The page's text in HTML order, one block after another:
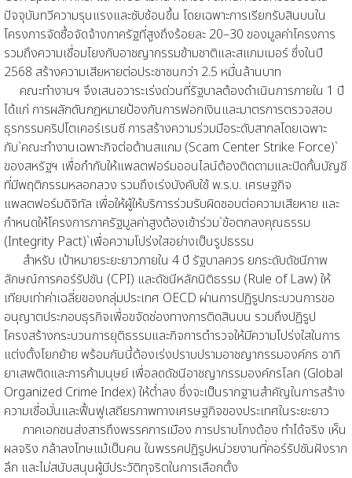
ปัจจุบันทวีความรุนแรงและซับซ้อนขึ้น โดยเฉพาะการเรียกรับสินบนใน
โครงการจัดซื้อจัดจ้างภาครัฐที่สูงถึงร้อยละ 20–30 ของมูลค่าโครงการ
รวมถึงความเชื่อมโยงกับอาชญากรรมข้ามชาติและสแกมเมอร์ ซึ่งในปี
2568 สร้างความเสียหายต่อประชาชนกว่า 2.5 หมื่นล้านบาท
คณะทำงานฯ จึงเสนอวาระเร่งด่วนที่รัฐบาลต้องดำเนินการภายใน 1 ปี
ได้แก่ การผลักดันกฎหมายป้องกันการฟอกเงินและมาตรการตรวจสอบ
ธุรกรรมคริปโตเคอร์เรนซี การสร้างความร่วมมือระดับสากลโดยเฉพาะ
กับ`คณะทำงานเฉพาะกิจต่อต้านสแกม (Scam Center Strike Force)`
ของสหรัฐฯ เพื่อกำกับให้แพลตฟอร์มออนไลน์ต้องติดตามและปิดกั้นบัญชี
ที่มีพฤติกรรมหลอกลวง รวมถึงเร่งบังคับใช้ พ.ร.บ. เศรษฐกิจ
แพลตฟอร์มดิจิทัล เพื่อให้ผู้ให้บริการร่วมรับผิดชอบต่อความเสียหาย และ
กำหนดให้โครงการภาครัฐมูลค่าสูงต้องเข้าร่วม`ข้อตกลงคุณธรรม
(Integrity Pact)`เพื่อความโปร่งใสอย่างเป็นรูปธรรม
สำหรับ เป้าหมายระยะยาวภายใน 4 ปี รัฐบาลควร ยกระดับดัชนีภาพ
ลักษณ์การคอร์รัปชัน (CPI) และดัชนีหลักนิติธรรม (Rule of Law) ให้
เทียบเท่าค่าเฉลี่ยของกลุ่มประเทศ OECD ผ่านการปฏิรูปกระบวนการขอ
อนุญาตประกอบธุรกิจเพื่อขจัดช่องทางการติดสินบน รวมถึงปฏิรูป
โครงสร้างกระบวนการยุติธรรมและกิจการตำรวจให้มีความโปร่งใสในการ
แต่งตั้งโยกย้าย พร้อมกันนี้ต้องเร่งปราบปรามอาชญากรรมองค์กร อาทิ
ยาเสพติดและการค้ามนุษย์ เพื่อลดดัชนีอาชญากรรมองค์กรโลก (Global
Organized Crime Index) ให้ต่ำลง ซึ่งจะเป็นรากฐานสำคัญในการสร้าง
ความเชื่อมั่นและฟื้นฟูเสถียรภาพทางเศรษฐกิจของประเทศในระยะยาว
ภาคเอกชนส่งสารถึงพรรคการเมือง การปราบโกงต้อง ทำได้จริง เห็น
ผลจริง กล้าลงโทษแม้เป็นคน ในพรรคปฏิรูปหน่วยงานที่คอร์รัปชันฝังราก
ลึก และไม่สนับสนุนผู้มีประวัติทุจริตในการเลือกตั้ง